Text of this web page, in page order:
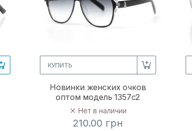
КУПИТЬ
Новинки женских очков
оптом модель 1357c2
Нет в наличии
210.00 грн